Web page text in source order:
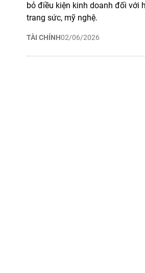
TÀI CHÍNH02/06/2026
bỏ điều kiện kinh doanh đối với
trang sức, mỹ nghệ.